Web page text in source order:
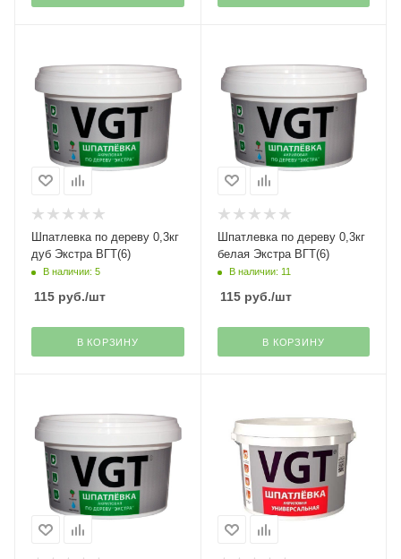
Шпатлевка по дереву 0,3кг
дуб Экстра ВГТ(6)
В наличии: 5
115 руб./шт
В КОРЗИНУ
Шпатлевка по дереву 0,3кг
белая Экстра ВГТ(6)
В наличии: 11
115руб./шт
В КОРЗИНУ